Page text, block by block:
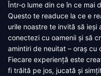
Într-o lume din ce în ce mai
Questo te readuce la ce e
urile noastre te invită să ieși
conectezi cu oamenii și să
amintiri de neuitat – oraș cu
Fiecare experiență este
fi trăită pe jos, jucată și